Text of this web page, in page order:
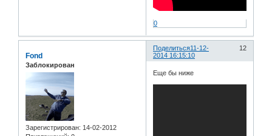
0
Поделиться 12
11-12-
2014 16:15:10
Fond
Заблокирован
Зарегистрирован: 14-02-2012
Еще бы ниже